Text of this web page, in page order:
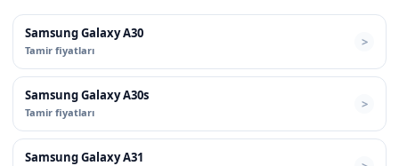
Samsung Galaxy A30
Tamir fiyatları
Samsung Galaxy A30s
Tamir fiyatları
Samsung Galaxy A31